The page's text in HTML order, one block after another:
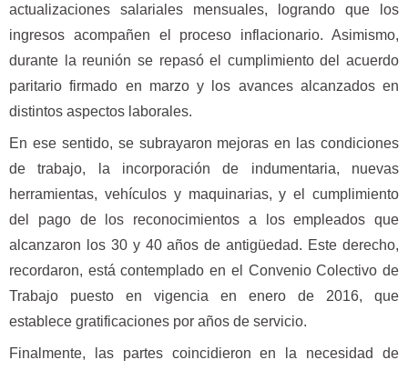
actualizaciones salariales mensuales, logrando que los
ingresos acompañen el proceso inflacionario. Asimismo,
durante la reunión se repasó el cumplimiento del acuerdo
paritario firmado en marzo y los avances alcanzados en
distintos aspectos laborales.
En ese sentido, se subrayaron mejoras en las condiciones
de trabajo, la incorporación de indumentaria, nuevas
herramientas, vehículos y maquinarias, y el cumplimiento
del pago de los reconocimientos a los empleados que
alcanzaron los 30 y 40 años de antigüedad. Este derecho,
recordaron, está contemplado en el Convenio Colectivo de
Trabajo puesto en vigencia en enero de 2016, que
establece gratificaciones por años de servicio.
Finalmente, las partes coincidieron en la necesidad de